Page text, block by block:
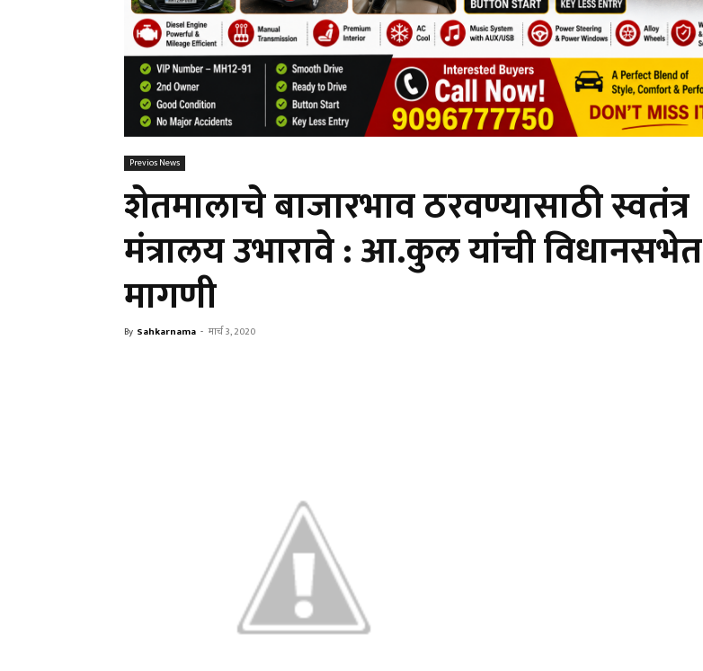
Previos News
शेतमालाचे बाजारभाव ठरवण्यासाठी स्वतंत्र
मंत्रालय उभारावे : आ.कुल यांची विधानसभेत
मागणी
By Sahkarnama - मार्च 3, 2020